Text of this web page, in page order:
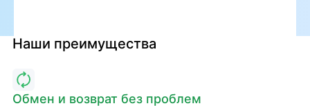
Наши преимущества
Обмен и возврат без проблем